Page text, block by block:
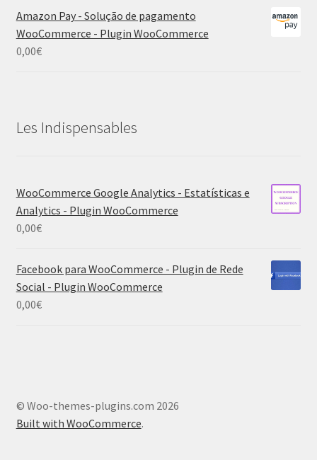
Amazon Pay - Solução de pagamento
WooCommerce - Plugin WooCommerce
0,00€
Les Indispensables
WooCommerce Google Analytics - Estatísticas e
Analytics - Plugin WooCommerce
0,00€
Facebook para WooCommerce - Plugin de Rede
Social - Plugin WooCommerce
0,00€
© Woo-themes-plugins.com 2026
Built with WooCommerce.